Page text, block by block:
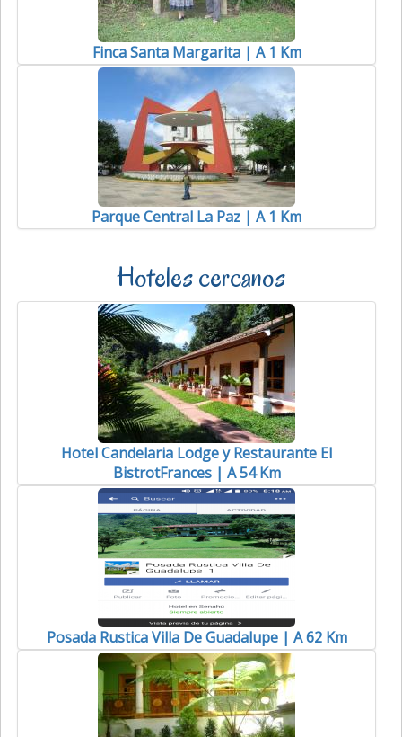
Finca Santa Margarita | A 1 Km
Parque Central La Paz | A 1 Km
Hoteles cercanos
Hotel Candelaria Lodge y Restaurante El
BistrotFrances | A 54 Km
Posada Rustica Villa De Guadalupe | A 62 Km